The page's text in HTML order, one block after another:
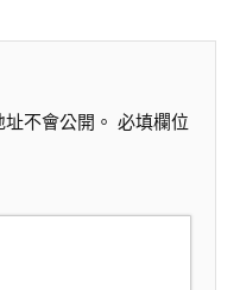
不會公開。 必填欄位